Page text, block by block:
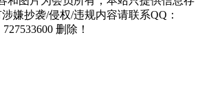
嫌抄袭/侵权/违规内容请联系QQ：
727533600 删除！